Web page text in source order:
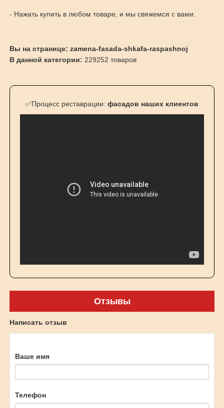
- Нажать купить в любом товаре, и мы свяжемся с вами.
Вы на странице: zamena-fasada-shkafa-raspashnoj
В данной категории: 229252 товаров
✅Процесс реставрации: фасадов наших клиентов
Отзывы
Написать отзыв
Ваше имя
Телефон